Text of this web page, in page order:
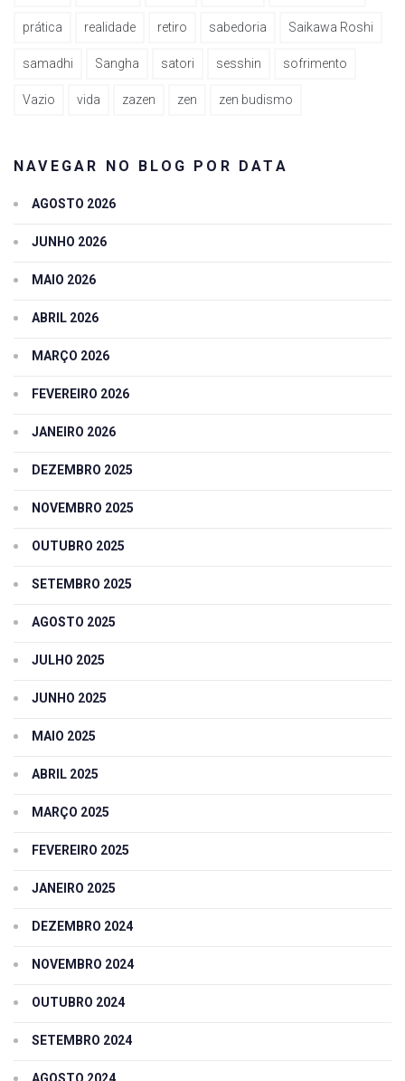
prática realidade retiro sabedoria Saikawa Roshi
samadhi Sangha satori sesshin sofrimento
Vazio vida zazen zen zen budismo
NAVEGAR NO BLOG POR DATA
AGOSTO 2026
JUNHO 2026
MAIO 2026
ABRIL 2026
MARÇO 2026
FEVEREIRO 2026
JANEIRO 2026
DEZEMBRO 2025
NOVEMBRO 2025
OUTUBRO 2025
SETEMBRO 2025
AGOSTO 2025
JULHO 2025
JUNHO 2025
MAIO 2025
ABRIL 2025
MARÇO 2025
FEVEREIRO 2025
JANEIRO 2025
DEZEMBRO 2024
NOVEMBRO 2024
OUTUBRO 2024
SETEMBRO 2024